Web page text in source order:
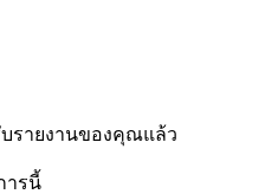
รายงานของคุณแล้ว
ารนี้